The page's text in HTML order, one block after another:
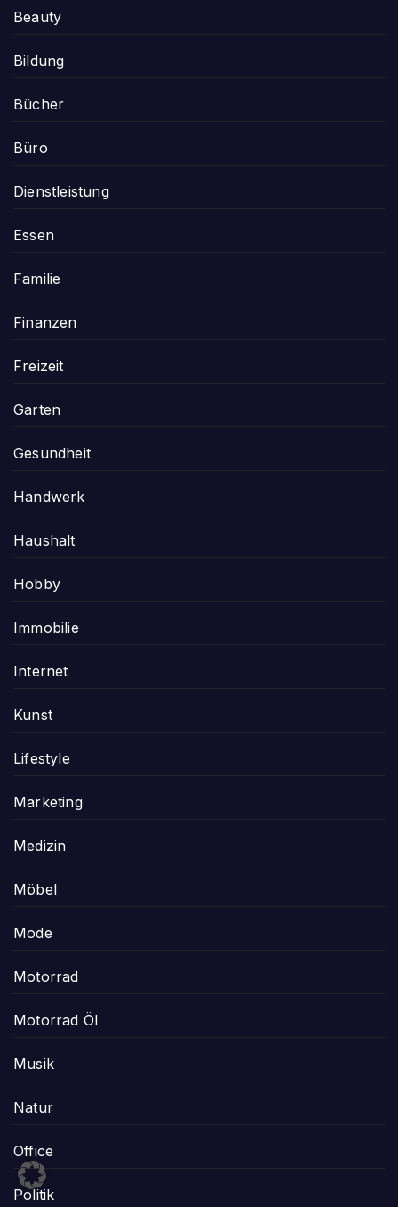
Beauty
Bildung
Bücher
Büro
Dienstleistung
Essen
Familie
Finanzen
Freizeit
Garten
Gesundheit
Handwerk
Haushalt
Hobby
Immobilie
Internet
Kunst
Lifestyle
Marketing
Medizin
Möbel
Mode
Motorrad
Motorrad Öl
Musik
Natur
Office
Politik